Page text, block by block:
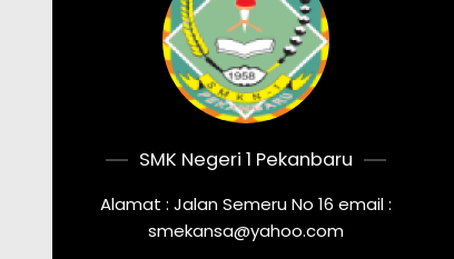
SMK Negeri 1 Pekanbaru
Alamat : Jalan Semeru No 16 email :
smekansa@yahoo.com